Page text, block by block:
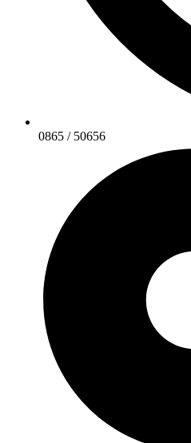
0865 / 50656